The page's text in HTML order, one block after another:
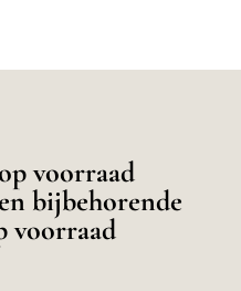
voorraad
bijbehorende
voorraad